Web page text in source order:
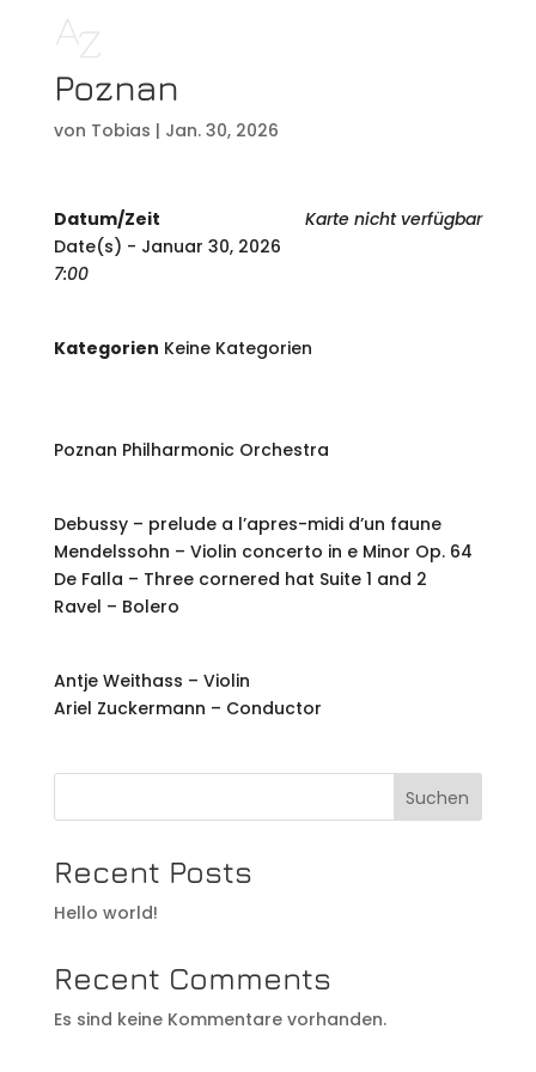
Poznan
von Tobias | Jan. 30, 2026
Karte nicht verfügbar
Datum/Zeit
Date(s) - Januar 30, 2026
7:00
Kategorien Keine Kategorien
Poznan Philharmonic Orchestra
Debussy – prelude a l’apres-midi d’un faune
Mendelssohn – Violin concerto in e Minor Op. 64
De Falla – Three cornered hat Suite 1 and 2
Ravel – Bolero
Antje Weithass – Violin
Ariel Zuckermann – Conductor
Suchen
Recent Posts
Hello world!
Recent Comments
Es sind keine Kommentare vorhanden.